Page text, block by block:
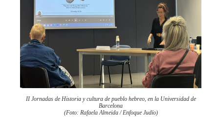
II Jornadas de Historia y cultura de pueblo hebreo, en la Universidad de
Barcelona
(Foto: Rafaela Almeida / Enfoque Judío)